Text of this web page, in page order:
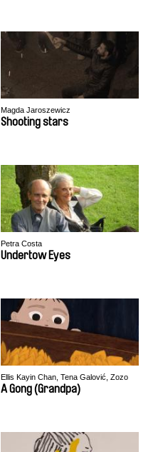
Magda Jaroszewicz
Shooting stars
Petra Costa
Undertow Eyes
Ellis Kayin Chan, Tena Galović, Zozo
Jhen, Yen-Chen Liu, Marine Varguy
A Gong (Grandpa)